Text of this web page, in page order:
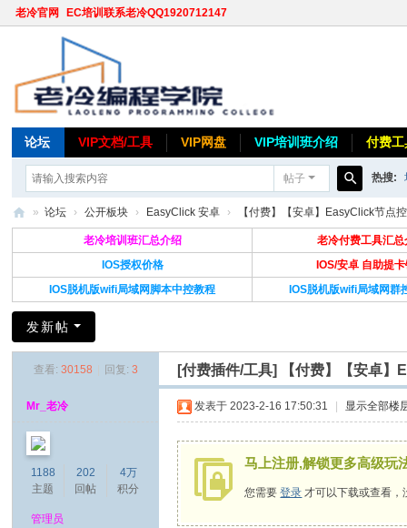
老冷官网 EC培训联系老冷QQ1920712147
论坛 VIP文档/工具 VIP网盘 VIP培训班介绍 付费
帖子
搜
索
热搜:
坛
» 论坛 › 公开板块 › EasyClick 安卓 › 【付费】【安卓】EasyClick节点
老冷培训班汇总介绍
老冷付费工具汇总
IOS授权价格
IOS/安卓 自助提
IOS脱机版wifi局域网脚本中控教程
IOS脱机版wifi局域网群
发新帖
查看: 30158 回复: 3 [付费插件/工具] 【付费】【安卓
Mr_老冷
1188
主题
202
回帖
4万
积分
管理员
发表于 2023-2-16 17:50:31 显示全部楼
马上注册,解锁更多高级玩
您需要登录 才可以下载或查看，